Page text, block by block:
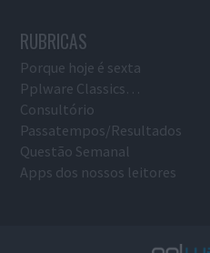
RUBRICAS
Porque hoje é sexta
Pplware Classics…
Consultório
Passatempos/Resultados
Questão Semanal
Apps dos nossos leitores